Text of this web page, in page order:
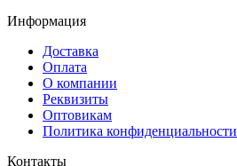
Информация
Доставка
Оплата
О компании
Реквизиты
Оптовикам
Политика конфиденциальности
Контакты